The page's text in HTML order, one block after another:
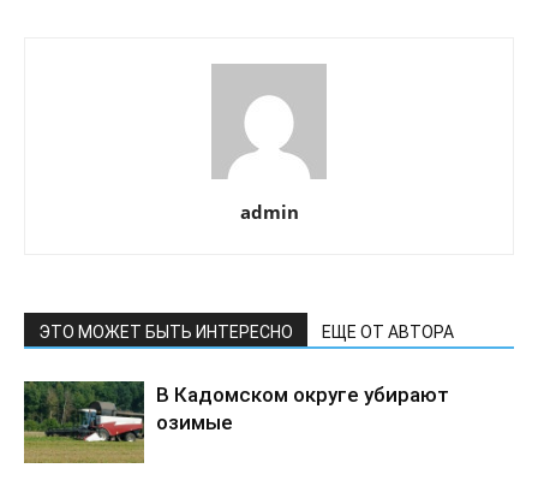
admin
ЭТО МОЖЕТ БЫТЬ ИНТЕРЕСНО ЕЩЕ ОТ АВТОРА
В Кадомском округе убирают
озимые